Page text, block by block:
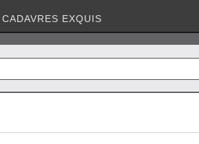
CADAVRES EXQUIS